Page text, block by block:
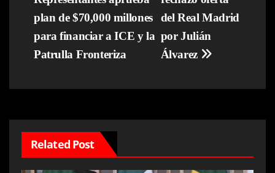
de
entradas
del Real Madrid
por Julián
Álvarez
plan de $70,000 millones
para financiar a ICE y la
Patrulla Fronteriza
Related Post